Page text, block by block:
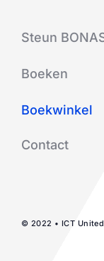
Steun
Boeken
Boekwinkel
Contact
© 2022 • ICT United